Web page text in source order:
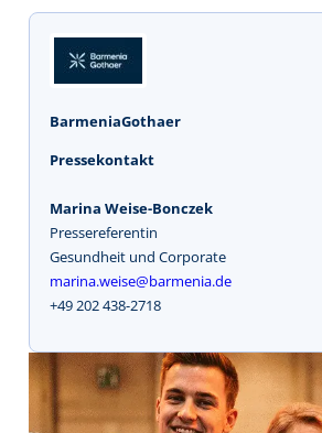
BarmeniaGothaer
Pressekontakt
Marina Weise-Bonczek
Pressereferentin
Gesundheit und Corporate
marina.weise@barmenia.de
+49 202 438-2718